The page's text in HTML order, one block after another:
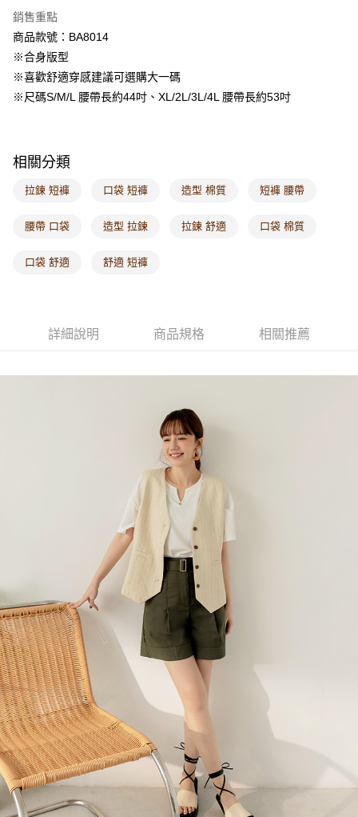
每筆NT$60，滿NT$1,000(含以上)免運費
宅配
每筆NT$120，滿NT$1,000(含以上)免運費
付款後門市自取
海外配送-港/澳/新/馬/泰國專屬
海外配送-其他亞洲地區 查看運費
銷售重點
商品款號：BA8014
※合身版型
※喜歡舒適穿感建議可選購大一碼
※尺碼S/M/L 腰帶長約44吋、XL/2L/3L/4L 腰帶長約53吋
相關分類
拉鍊 短褲 口袋 短褲 造型 棉質 短褲 腰帶
腰帶 口袋 造型 拉鍊 拉鍊 舒適 口袋 棉質
口袋 舒適 舒適 短褲
詳細說明 商品規格 相關推薦